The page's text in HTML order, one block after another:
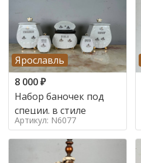
Ярославль
8 000₽
Набор баночек под
специи. в стиле
Артикул: N6077